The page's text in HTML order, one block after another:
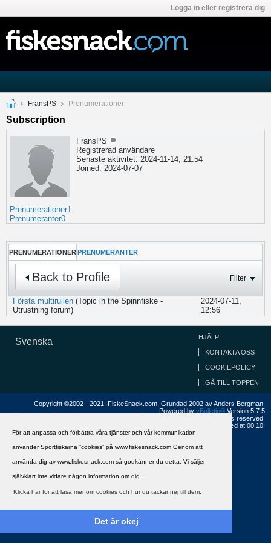
För att anpassa och förbättra våra tjänster och vår kommunikation
använder Sportfiskarna ”cookies” på www.fiskesnack.com.Genom att
använda dig av www.fiskesnack.com så godkänner du detta. Vi säljer
självklart inte vidare någon information om dig.
Klicka här för att läsa mer om cookies och hur du tackar nej till dem.
Det är okej
Logga in eller registrera dig
FransPS Prenumerationer
Subscription
FransPS
Registrerad användare
Senaste aktivitet: 2024-11-14, 21:54
Joined: 2024-07-07
Prenumerationer1
Prenumeranter0
PRENUMERATIONER PRENUMERANTER
Back to Profile Filter
Första multirullen (Topic in the Spinnfiske -
Utrustningforum)
2024-07-11,
12:56
Svenska HJÄLP
KONTAKTA OSS
COOKIEPOLICY
GÅ TILL TOPPEN
Copyright ©2002 - 2021, FiskeSnack.com. Grundad 2002 av Anders Bergman.
Powered by vBulletin® Version 5.7.5
Copyright © 2026 MH Sub I, LLC dba vBulletin. All rights reserved.
All times are GMT+1. This page was generated at 00:10.